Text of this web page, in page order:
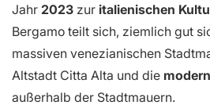
Jahr 2023 zur italienischen
Bergamo teilt sich, ziemlich gut
massiven venezianischen
Altstadt Citta Alta und die
außerhalb der Stadtmauern.